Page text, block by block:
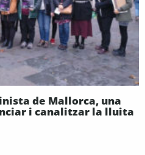
de Mallorca, una
i canalitzar la lluita